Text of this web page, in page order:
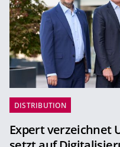
DISTRIBUTION
Expert verzeichnet